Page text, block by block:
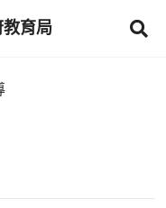
教育局